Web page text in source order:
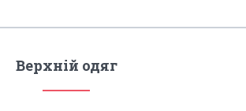
Верхній одяг